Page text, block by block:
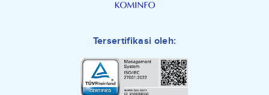
Tersertifikasi oleh: